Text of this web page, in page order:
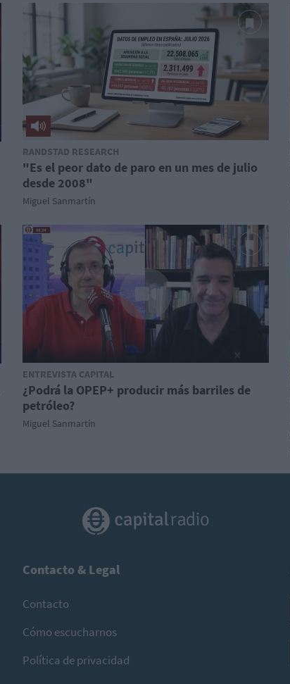
RANDSTAD RESEARCH
"Es el peor dato de paro en un mes de julio
desde 2008"
Miguel Sanmartín
ENTREVISTA CAPITAL
¿Podrá la OPEP+ producir más barriles de
petróleo?
Miguel Sanmartín
Contacto & Legal
Contacto
Cómo escucharnos
Política de privacidad